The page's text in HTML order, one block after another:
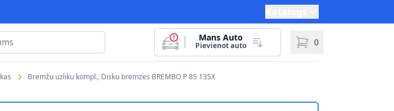
Mans Auto
Pievienot auto 0
Bremžu uzliku kompl., Disku bremzes BREMBO P 85 135X